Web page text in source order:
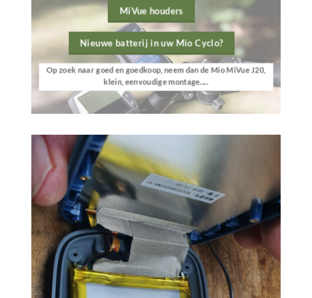
MiVue houders
Nieuwe batterij in uw Mio Cyclo?
Op zoek naar goed en goedkoop, neem dan de Mio MiVue J20,
klein, eenvoudige montage.....